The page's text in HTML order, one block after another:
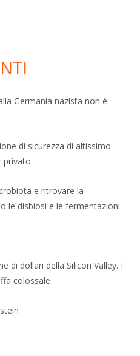
Germania nazista non è
di sicurezza di altissimo
privato
e ritrovare la
le disbiosi e le fermentazioni
di dollari della Silicon Valley. I
colossale